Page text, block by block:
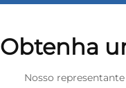
Obtenha
Nosso